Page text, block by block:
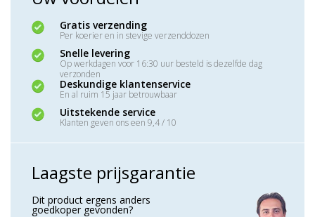
Gratis verzending
Per koerier en in stevige verzenddozen
Snelle levering
Op werkdagen voor 16:30 uur besteld is dezelfde dag
verzonden
Deskundige klantenservice
En al ruim 15 jaar betrouwbaar
Uitstekende service
Klanten geven ons een 9,4 / 10
Laagste prijsgarantie
Dit product ergens anders
goedkoper gevonden?